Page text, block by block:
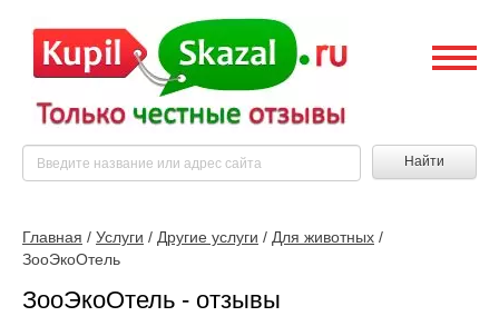
Найти
Главная / Услуги / Другие услуги / Для животных /
ЗооЭкоОтель
ЗооЭкоОтель - отзывы